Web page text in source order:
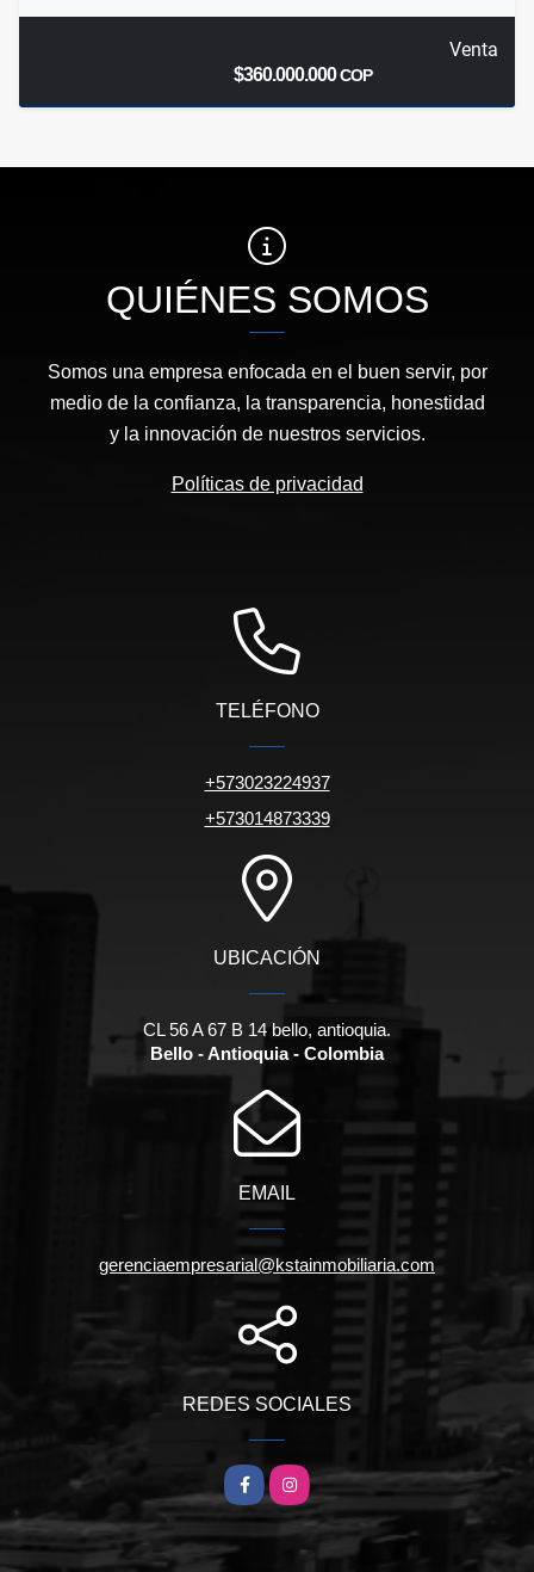
Venta
$360.000.000COP
QUIÉNES SOMOS
Somos una empresa enfocada en el buen servir, por
medio de la confianza, la transparencia, honestidad
y la innovación de nuestros servicios.
Políticas de privacidad
TELÉFONO
+573023224937
+573014873339
UBICACIÓN
CL 56 A 67 B 14 bello, antioquia.
Bello - Antioquia - Colombia
EMAIL
gerenciaempresarial@kstainmobiliaria.com
REDES SOCIALES
FacebookInstagram